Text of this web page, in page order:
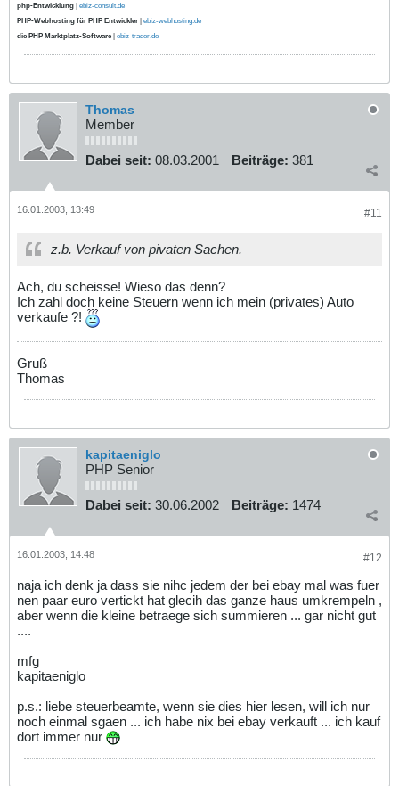
php-Entwicklung
ebiz-consult.de
PHP-Webhosting für PHP Entwickler
ebiz-webhosting.de
die PHP Marktplatz-Software
ebiz-trader.de
Thomas
Member
Dabei seit: 08.03.2001 Beiträge: 381
#11
16.01.2003, 13:49
z.b. Verkauf von pivaten Sachen.
Ach, du scheisse! Wieso das denn?
Ich zahl doch keine Steuern wenn ich mein (privates) Auto
verkaufe ?!
Gruß
Thomas
kapitaeniglo
PHP Senior
Dabei seit: 30.06.2002 Beiträge: 1474
#12
16.01.2003, 14:48
naja ich denk ja dass sie nihc jedem der bei ebay mal was fuer
nen paar euro vertickt hat glecih das ganze haus umkrempeln ,
aber wenn die kleine betraege sich summieren ... gar nicht gut
....
mfg
kapitaeniglo
p.s.: liebe steuerbeamte, wenn sie dies hier lesen, will ich nur
noch einmal sgaen ... ich habe nix bei ebay verkauft ... ich kauf
dort immer nur